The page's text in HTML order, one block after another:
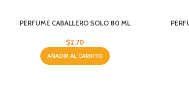
PERFUME CABALLERO SOLO 80 ML
$2,70
AÑADIR AL CARRITO